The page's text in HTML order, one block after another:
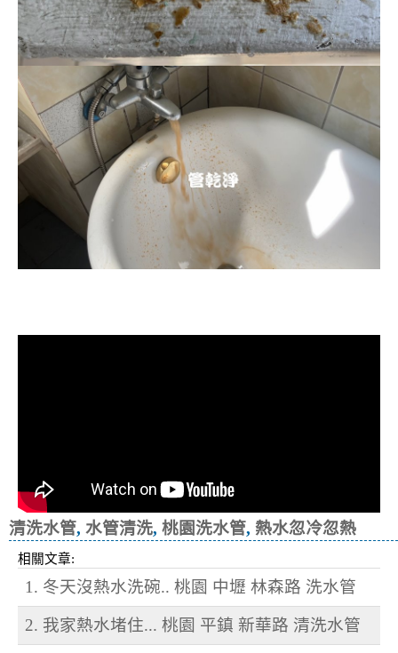
清洗水管, 水管清洗, 桃園洗水管, 熱水忽冷忽熱
相關文章:
1. 冬天沒熱水洗碗.. 桃園 中壢 林森路 洗水管
2. 我家熱水堵住... 桃園 平鎮 新華路 清洗水管